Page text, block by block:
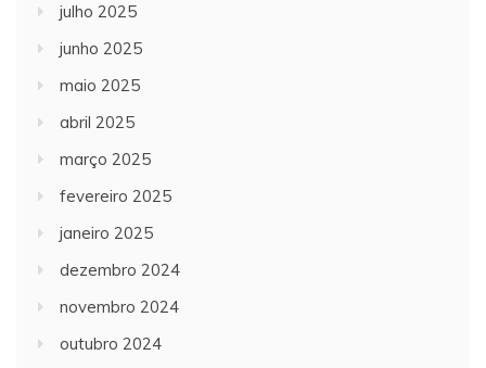
julho 2025
junho 2025
maio 2025
abril 2025
março 2025
fevereiro 2025
janeiro 2025
dezembro 2024
novembro 2024
outubro 2024